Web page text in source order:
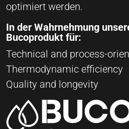
optimiert werden.
In der Wahrnehmung
Bucoprodukt für:
Technical and process-
Thermodynamic efficiency
Quality and longevity